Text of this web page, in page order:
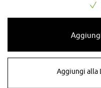
Aggiungi alla